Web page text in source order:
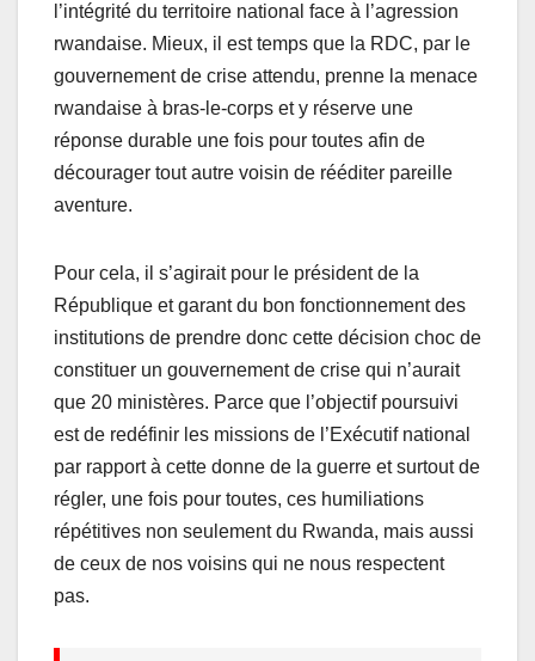
l’intégrité du territoire national face à l’agression
rwandaise. Mieux, il est temps que la RDC, par le
gouvernement de crise attendu, prenne la menace
rwandaise à bras-le-corps et y réserve une
réponse durable une fois pour toutes afin de
décourager tout autre voisin de rééditer pareille
aventure.
Pour cela, il s’agirait pour le président de la
République et garant du bon fonctionnement des
institutions de prendre donc cette décision choc de
constituer un gouvernement de crise qui n’aurait
que 20 ministères. Parce que l’objectif poursuivi
est de redéfinir les missions de l’Exécutif national
par rapport à cette donne de la guerre et surtout de
régler, une fois pour toutes, ces humiliations
répétitives non seulement du Rwanda, mais aussi
de ceux de nos voisins qui ne nous respectent
pas.